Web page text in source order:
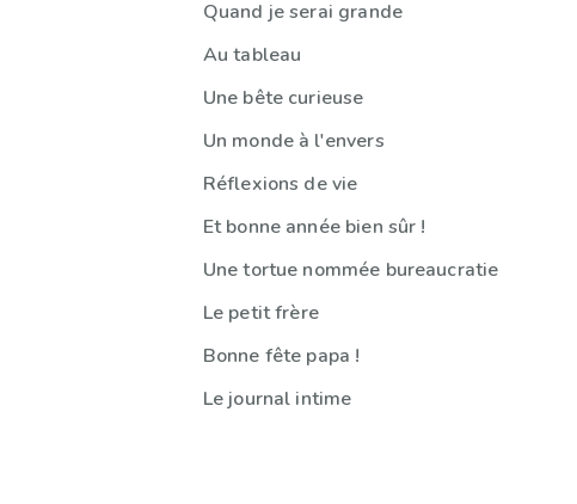
Quand je serai grande
Au tableau
Une bête curieuse
Un monde à l'envers
Réflexions de vie
Et bonne année bien sûr !
Une tortue nommée bureaucratie
Le petit frère
Bonne fête papa !
Le journal intime